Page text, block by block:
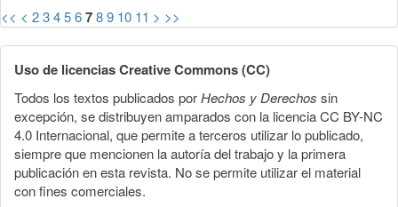
<< < 23456789 10 11 > >>
Uso de licencias Creative Commons (CC)
Todos los textos publicados porHechos y Derechos sin
excepción, se distribuyen amparados con la licencia CC BY-NC
4.0 Internacional, que permite a terceros utilizar lo publicado,
siempre que mencionen la autoría del trabajo y la primera
publicación en esta revista. No se permite utilizar el material
con fines comerciales.